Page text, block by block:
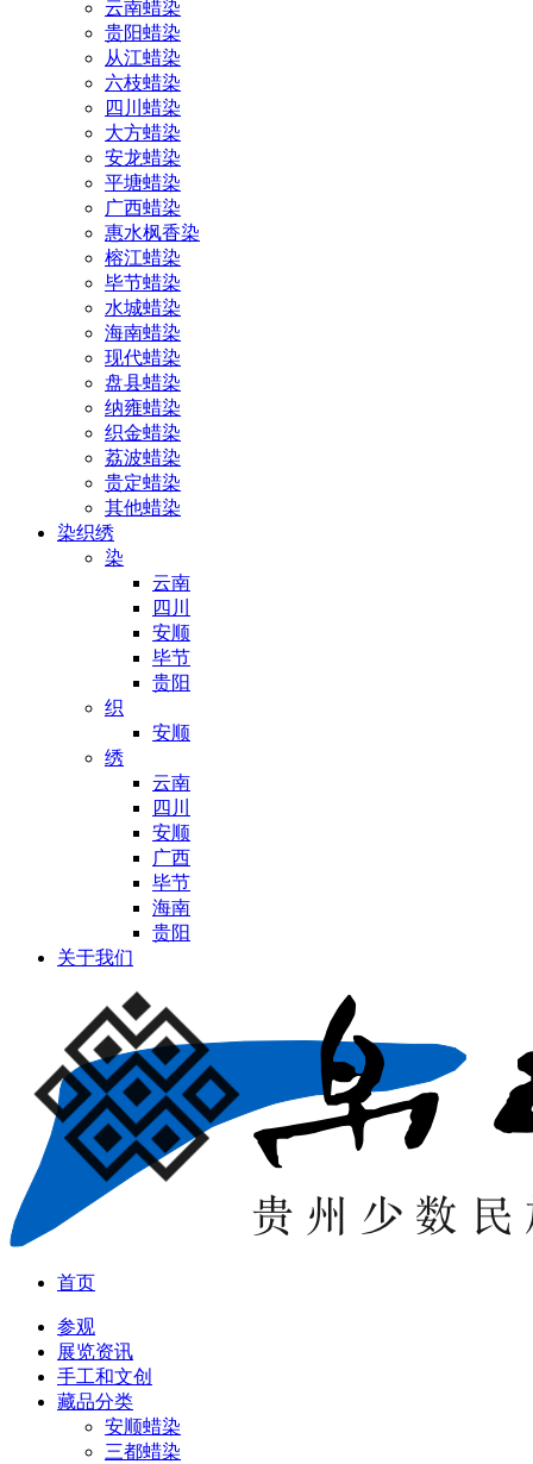
云南蜡染
贵阳蜡染
从江蜡染
六枝蜡染
四川蜡染
大方蜡染
安龙蜡染
平塘蜡染
广西蜡染
惠水枫香染
榕江蜡染
毕节蜡染
水城蜡染
海南蜡染
现代蜡染
盘县蜡染
纳雍蜡染
织金蜡染
荔波蜡染
贵定蜡染
其他蜡染
染织绣
染
云南
四川
安顺
毕节
贵阳
织
安顺
绣
云南
四川
安顺
广西
毕节
海南
贵阳
关于我们
首页
参观
展览资讯
手工和文创
藏品分类
安顺蜡染
三都蜡染